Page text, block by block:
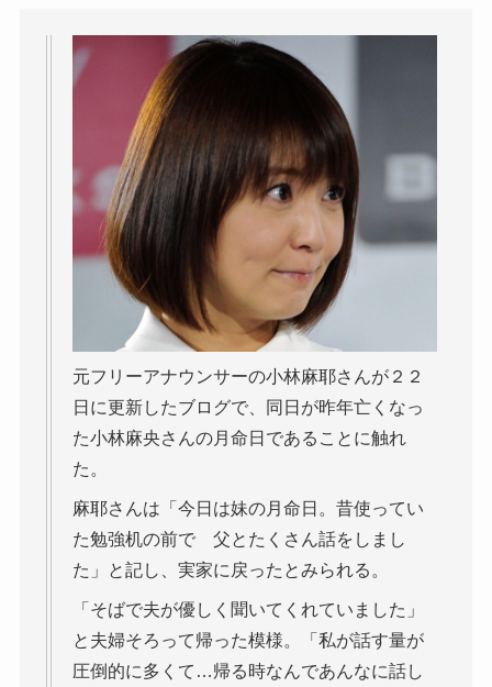
元フリーアナウンサーの小林麻耶さんが２２
日に更新したブログで、同日が昨年亡くなっ
た小林麻央さんの月命日であることに触れ
た。
麻耶さんは「今日は妹の月命日。昔使ってい
た勉強机の前で 父とたくさん話をしまし
た」と記し、実家に戻ったとみられる。
「そばで夫が優しく聞いてくれていました」
と夫婦そろって帰った模様。「私が話す量が
圧倒的に多くて…帰る時なんであんなに話し